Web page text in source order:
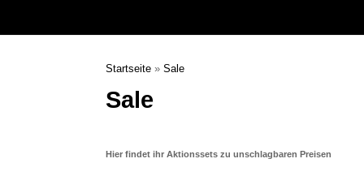
Startseite » Sale
Sale
Hier findet ihr Aktionssets zu unschlagbaren Preisen